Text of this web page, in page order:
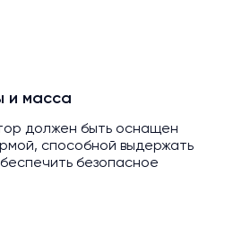
и масса
должен быть оснащен
способной выдержать
безопасное